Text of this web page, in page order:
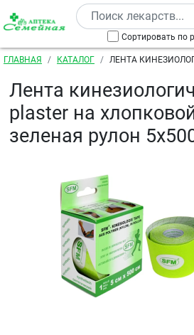
Перейти к основному содержанию
Сортировать по
Строка навигации
ГЛАВНАЯ КАТАЛОГ
ЛЕНТА
Лента
plaster на
зеленая рулон